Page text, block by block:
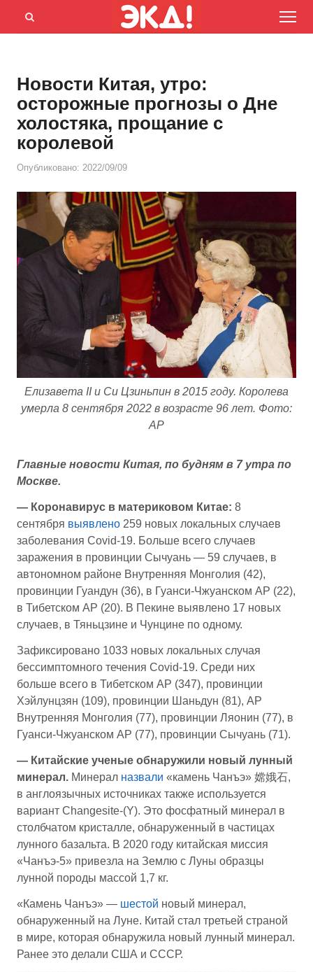
Menu
Открыть
Новости Китая, утро:
осторожные прогнозы о Дне
холостяка, прощание с
королевой
Опубликовано: 2022/09/09
Елизавета II и Си Цзиньпин в 2015 году. Королева
умерла 8 сентября 2022 в возрасте 96 лет. Фото:
AP
Главные новости Китая, по будням в 7 утра по
Москве.
— Коронавирус в материковом Китае: 8
сентября выявлено 259 новых локальных случаев
заболевания Covid-19. Больше всего случаев
заражения в провинции Сычуань — 59 случаев, в
автономном районе Внутренняя Монголия (42),
провинции Гуандун (36), в Гуанси-Чжуанском АР (22),
в Тибетском АР (20). В Пекине выявлено 17 новых
случаев, в Тяньцзине и Чунцине по одному.
Зафиксировано 1033 новых локальных случая
бессимптомного течения Covid-19. Среди них
больше всего в Тибетском АР (347), провинции
Хэйлунцзян (109), провинции Шаньдун (81), АР
Внутренняя Монголия (77), провинции Ляонин (77), в
Гуанси-Чжуанском АР (77), провинции Сычуань (71).
— Китайские ученые обнаружили новый лунный
минерал. Минерал назвали «камень Чанъэ» 嫦娥石,
в англоязычных источниках также используется
вариант Changesite-(Y). Это фосфатный минерал в
столбчатом кристалле, обнаруженный в частицах
лунного базальта. В 2020 году китайская миссия
«Чанъэ-5» привезла на Землю с Луны образцы
лунной породы массой 1,7 кг.
«Камень Чанъэ» — шестой новый минерал,
обнаруженный на Луне. Китай стал третьей страной
в мире, которая обнаружила новый лунный минерал.
Ранее это делали США и СССР.